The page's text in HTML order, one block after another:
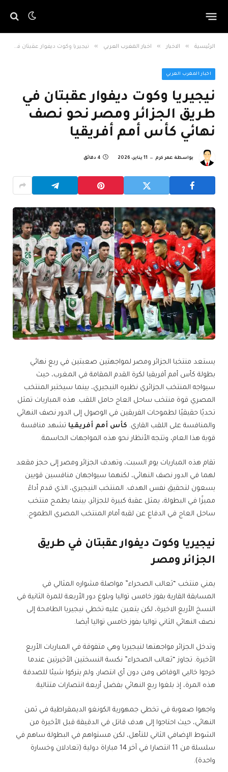
الرئيسية » الاخبار » اخبار المغرب العربي » نيجيريا وكوت ديفوار عقبتان في طريق الجزائر ومصر نحو نصف نهائي كأس أمم أفريقيا
اخبار المغرب العربي
نيجيريا وكوت ديفوار عقبتان في
طريق الجزائر ومصر نحو نصف
نهائي كأس أمم أفريقيا
بواسطة عمر كرم 11 يناير، 2026 4 دقائق
يستعد منتخبا الجزائر ومصر لمواجهتين صعبتين في ربع نهائي
بطولة كأس أمم أفريقيا لكرة القدم المقامة في المغرب، حيث
سيواجه المنتخب الجزائري نظيره النيجيري، بينما سيختبر المنتخب
المصري قوة منتخب ساحل العاج حامل اللقب. هذه المباريات تمثل
تحديًا حقيقيًا لطموحات الفريقين في الوصول إلى الدور نصف النهائي
والمنافسة على اللقب القاري. كأس أمم أفريقيا تشهد منافسة
قوية هذا العام، وتتجه الأنظار نحو هذه المواجهات الحاسمة.
تقام هذه المباريات يوم السبت، وتهدف الجزائر ومصر إلى حجز مقعد
لهما في الدور نصف النهائي، لكنهما سيواجهان منافسين قويين
يسعون لتحقيق نفس الهدف. المنتخب النيجيري، الذي قدم أداءً
مميزًا في البطولة، يمثل عقبة كبيرة للجزائر، بينما يطمح منتخب
ساحل العاج في الدفاع عن لقبه أمام المنتخب المصري الطموح.
نيجيريا وكوت ديفوار عقبتان في طريق
الجزائر ومصر
يمني منتخب “ثعالب الصحراء” مواصلة مشواره المثالي في
المسابقة القارية بفوز خامس تواليا وبلوغ دور الأربعة للمرة الثانية في
النسخ الأربع الاخيرة، لكن يتعين عليه تخطي نيجيريا الطامحة إلى
نصف النهائي الثاني تواليا بفوز خامس تواليا أيضا.
وتدخل الجزائر مواجهتها لنيجيريا وهي متفوقة في المباريات الأربع
الأخيرة. تجاوز “ثعالب الصحراء” نكسة النسختين الأخيرتين عندما
خرجوا خاليي الوفاض ومن دون أي انتصار، ولم يتركوا شيئا للصدفة
هذه المرة، إذ بلغوا ربع النهائي بفضل أربعة انتصارات متتالية.
واجهوا صعوبة في تخطي جمهورية الكونغو الديمقراطية في ثمن
النهائي، حيث احتاجوا إلى هدف قاتل في الدقيقة قبل الأخيرة من
الشوط الإضافي الثاني للتأهل، لكن مستواهم في البطولة ساهم في
سلسلة من 11 انتصارا في آخر 14 مباراة دولية (تعادلان وخسارة
واحدة).